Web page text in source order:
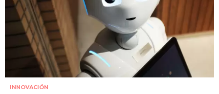
INNOVACIÓN